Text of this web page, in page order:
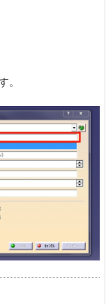
。